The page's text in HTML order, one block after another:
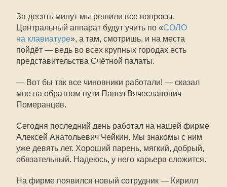
За десять минут мы решили все вопросы.
Центральный аппарат будут учить по «СОЛО
на клавиатуре», а там, смотришь, и на места
пойдёт — ведь во всех крупных городах есть
представительства Счётной палаты.
— Вот бы так все чиновники работали! — сказал
мне на обратном пути Павел Вячеславович
Померанцев.
Сегодня последний день работал на нашей фирме
Алексей Анатольевич Чейкин. Мы знакомы с ним
уже девять лет. Хороший парень, мягкий, добрый,
обязательный. Надеюсь, у него карьера сложится.
На фирме появился новый сотрудник — Кирилл